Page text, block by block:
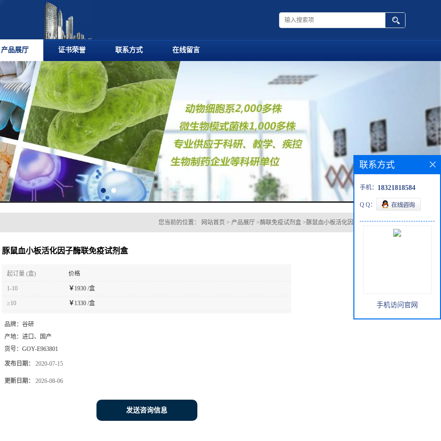
产品展厅 证书荣誉 联系方式 在线留言
您当前的位置： 网站首页 > 产品展厅 >酶联免疫试剂盒 >豚鼠血小板活化因子酶联免疫试剂盒
豚鼠血小板活化因子酶联免疫试剂盒
起订量 (盒) 价格
1-10 ￥ 1930 /盒
≥10 ￥ 1330 /盒
品牌： 谷研
产地： 进口、国产
货号： GOY-E963801
发布日期： 2020-07-15
更新日期： 2026-08-06
发送咨询信息
联系方式
手机： 18321818584
Q Q：
手机访问官网